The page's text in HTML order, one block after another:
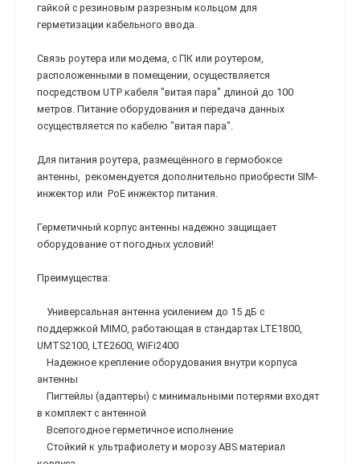
гайкой с резиновым разрезным кольцом для
герметизации кабельного ввода.
Связь роутера или модема, с ПК или роутером,
расположенными в помещении, осуществляется
посредством UTP кабеля "витая пара" длиной до 100
метров. Питание оборудования и передача данных
осуществляется по кабелю "витая пара".
Для питания роутера, размещённого в гермобоксе
антенны, рекомендуется дополнительно приобрести SIM-
инжектор или PoE инжектор питания.
Герметичный корпус антенны надежно защищает
оборудование от погодных условий!
Преимущества:
Универсальная антенна усилением до 15 дБ с
поддержкой MIMO, работающая в стандартах LTE1800,
UMTS2100, LTE2600, WiFi2400
Надежное крепление оборудования внутри корпуса
антенны
Пигтейлы (адаптеры) с минимальными потерями входят
в комплект с антенной
Всепогодное герметичное исполнение
Стойкий к ультрафиолету и морозу ABS материал